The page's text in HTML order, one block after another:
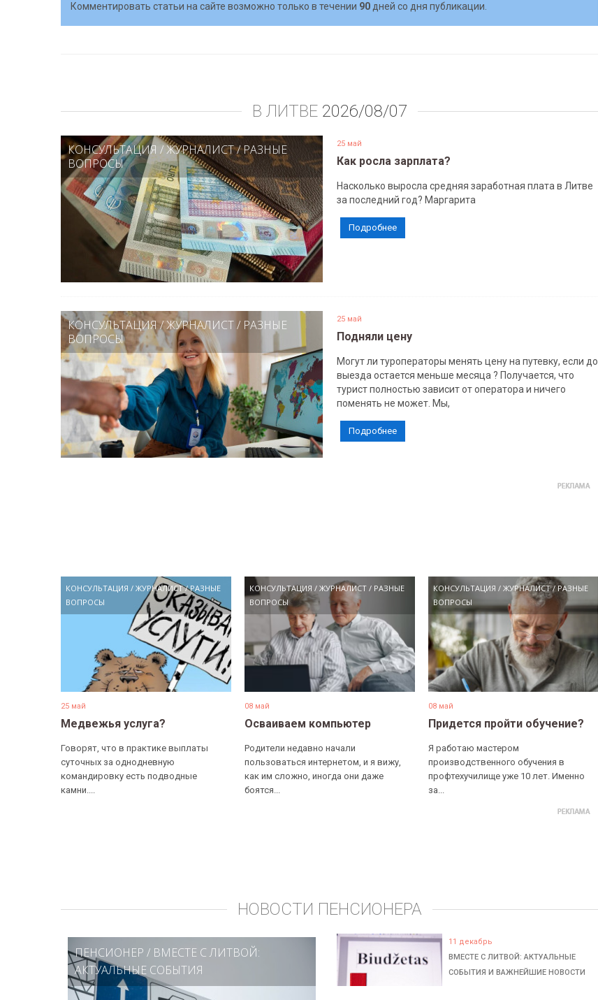
Комментировать статьи на сайте возможно только в течении 90 дней со дня публикации.
В ЛИТВЕ 2026/08/07
КОНСУЛЬТАЦИЯ /ЖУРНАЛИСТ/РАЗНЫЕ
ВОПРОСЫ
25 май
Как росла зарплата?
Насколько выросла средняя заработная плата в Литве
за последний год? Маргарита
Подробнее
КОНСУЛЬТАЦИЯ/ЖУРНАЛИСТ/ РАЗНЫЕ
ВОПРОСЫ
25 май
Подняли цену
Могут ли туроператоры менять цену на путевку, если до
выезда остается меньше месяца ? Получается, что
турист полностью зависит от оператора и ничего
поменять не может. Мы,
Подробнее
КОНСУЛЬТАЦИЯ / ЖУРНАЛИСТ/РАЗНЫЕ
ВОПРОСЫ
25 май
Медвежья услуга?
Говорят, что в практике выплаты
суточных за однодневную
командировку есть подводные
камни....
КОНСУЛЬТАЦИЯ /ЖУРНАЛИСТ / РАЗНЫЕ
ВОПРОСЫ
08 май
Осваиваем компьютер
Родители недавно начали
пользоваться интернетом, и я вижу,
как им сложно, иногда они даже
боятся...
КОНСУЛЬТАЦИЯ /ЖУРНАЛИСТ/ РАЗНЫЕ
ВОПРОСЫ
08 май
Придется пройти обучение?
Я работаю мастером
производственного обучения в
профтехучилище уже 10 лет. Именно
за...
НОВОСТИ ПЕНСИОНЕРА
ПЕНСИОНЕР / ВМЕСТЕ С ЛИТВОЙ:
АКТУАЛЬНЫЕ СОБЫТИЯ
11 декабрь
ВМЕСТЕ С ЛИТВОЙ: АКТУАЛЬНЫЕ
СОБЫТИЯ И ВАЖНЕЙШИЕ НОВОСТИ